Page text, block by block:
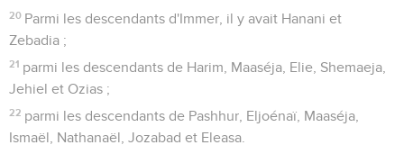
20 Parmi les descendants d'Immer, il y avait Hanani et
Zebadia ;
21 parmi les descendants de Harim, Maaséja, Elie, Shemaeja,
Jehiel et Ozias ;
22 parmi les descendants de Pashhur, Eljoénaï, Maaséja,
Ismaël, Nathanaël, Jozabad et Eleasa.